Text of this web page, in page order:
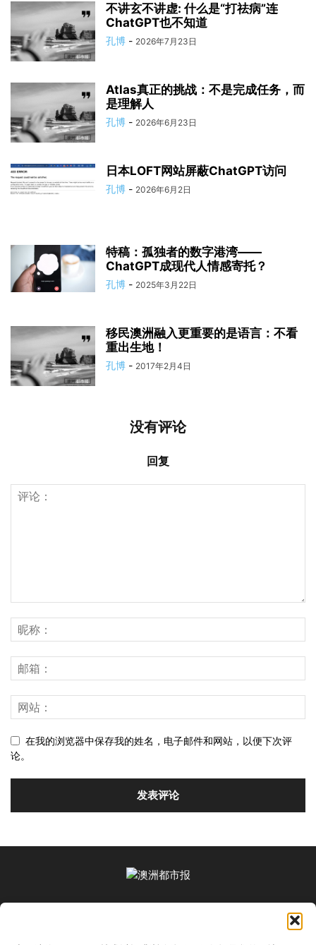
不讲玄不讲虚: 什么是“打祛病”连
ChatGPT也不知道
孔博 - 2026年7月23日
Atlas真正的挑战：不是完成任务，而
是理解人
孔博 - 2026年6月23日
日本LOFT网站屏蔽ChatGPT访问
孔博 - 2026年6月2日
特稿：孤独者的数字港湾——
ChatGPT成现代人情感寄托？
孔博 - 2025年3月22日
移民澳洲融入更重要的是语言：不看
重出生地！
孔博 - 2017年2月4日
没有评论
回复
在我的浏览器中保存我的姓名，电子邮件和网站，以便下次评
论。